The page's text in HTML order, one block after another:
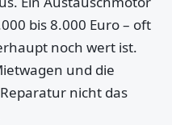
bis 8.000 Euro – oft
noch wert ist.
und die
nicht das